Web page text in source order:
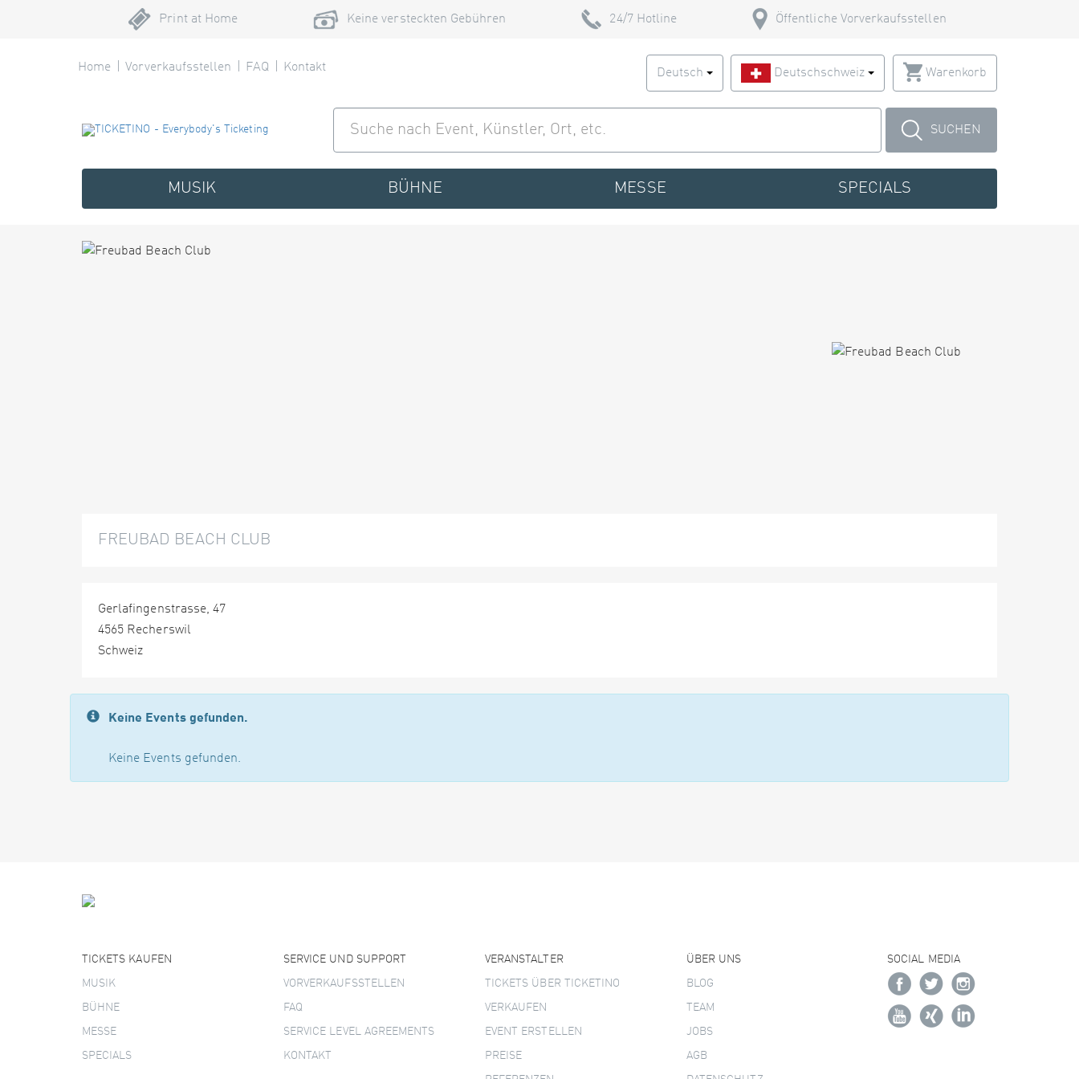
Print at Home Keine versteckten Gebühren 24/7 Hotline Öffentliche Vorverkaufsstellen
Home Vorverkaufsstellen FAQ Kontakt Deutsch Deutschschweiz Warenkorb
SUCHEN
MUSIK BÜHNE MESSE SPECIALS
FREUBAD BEACH CLUB
Gerlafingenstrasse, 47
4565 Recherswil
Schweiz
Keine Events gefunden.
Keine Events gefunden.
TICKETS KAUFEN
MUSIK
BÜHNE
MESSE
SPECIALS
SERVICE UND SUPPORT
VORVERKAUFSSTELLEN
FAQ
SERVICE LEVEL AGREEMENTS
KONTAKT
VERANSTALTER
TICKETS ÜBER TICKETINO
VERKAUFEN
EVENT ERSTELLEN
PREISE
ÜBER UNS
BLOG
TEAM
JOBS
AGB
SOCIAL MEDIA